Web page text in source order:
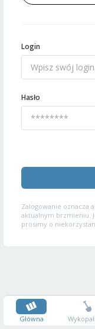
Login
Hasło
Zalogowanie oznacza
aktualnym brzmieniu.
prosimy o
Główna